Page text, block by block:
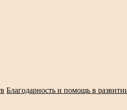
Благодарность и помощь в